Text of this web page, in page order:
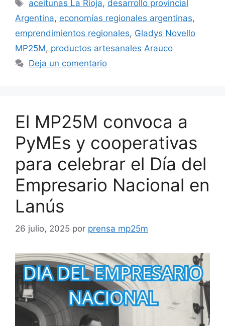
aceitunas La Rioja, desarrollo provincial
Argentina, economías regionales argentinas,
emprendimientos regionales, Gladys Novello
MP25M, productos artesanales Arauco
Deja un comentario
El MP25M convoca a
PyMEs y cooperativas
para celebrar el Día del
Empresario Nacional en
Lanús
26 julio, 2025 por prensa mp25m